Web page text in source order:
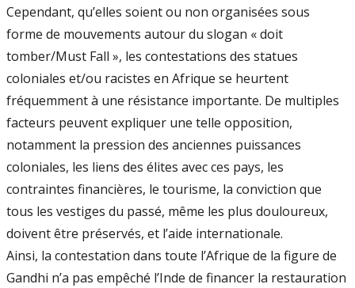
Cependant, qu’elles soient ou non organisées sous
forme de mouvements autour du slogan « doit
tomber/Must Fall », les contestations des statues
coloniales et/ou racistes en Afrique se heurtent
fréquemment à une résistance importante. De multiples
facteurs peuvent expliquer une telle opposition,
notamment la pression des anciennes puissances
coloniales, les liens des élites avec ces pays, les
contraintes financières, le tourisme, la conviction que
tous les vestiges du passé, même les plus douloureux,
doivent être préservés, et l’aide internationale.
Ainsi, la contestation dans toute l’Afrique de la figure de
Gandhi n’a pas empêché l’Inde de financer la restauration